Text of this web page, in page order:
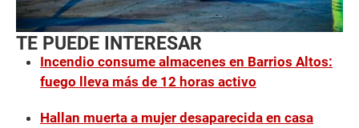
TE PUEDE INTERESAR
Incendio consume almacenes en Barrios Altos:
fuego lleva más de 12 horas activo
Hallan muerta a mujer desaparecida en casa